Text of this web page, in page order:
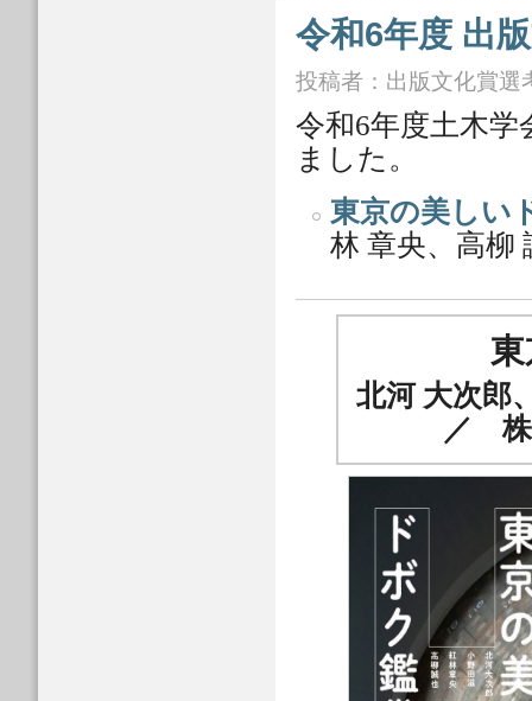
令和6年度 出
投稿者： 出版文化賞選
令和6年度土木
ました。
東京の美しい
林 章央、高
北河 大次郎
／ 株